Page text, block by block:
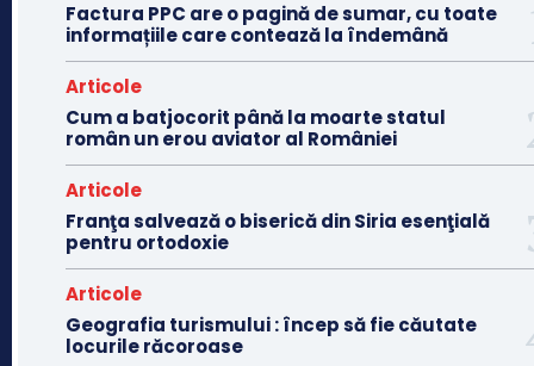
Factura PPC are o pagină de sumar, cu toate
informațiile care contează la îndemână
Articole
Cum a batjocorit până la moarte statul
român un erou aviator al României
Articole
Franţa salvează o biserică din Siria esenţială
pentru ortodoxie
Articole
Geografia turismului : încep să fie căutate
locurile răcoroase